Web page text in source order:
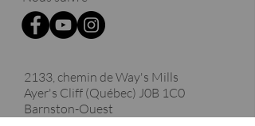
2133, chemin de Way's Mills
Ayer's Cliff (Québec) J0B 1C0
Barnston-Ouest